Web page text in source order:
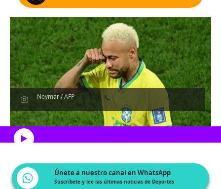
Neymar / AFP
Escucha el artículo
Únete a nuestro canal en WhatsApp
Suscríbete y lee las últimas noticias de Deportes